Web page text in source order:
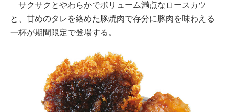
サクサクとやわらかでボリューム満点なロースカツ
と、甘めのタレを絡めた豚焼肉で存分に豚肉を味わえる
一杯が期間限定で登場する。